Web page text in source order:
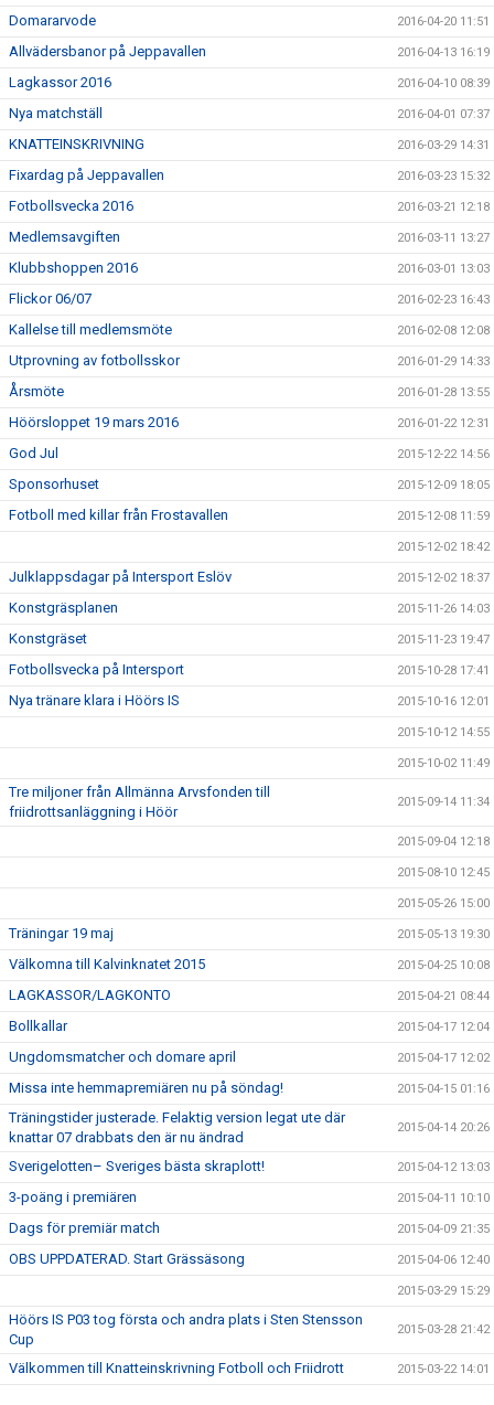
Domararvode 2016-04-20 11:51
Allvädersbanor på Jeppavallen 2016-04-13 16:19
Lagkassor 2016 2016-04-10 08:39
Nya matchställ 2016-04-01 07:37
KNATTEINSKRIVNING 2016-03-29 14:31
Fixardag på Jeppavallen 2016-03-23 15:32
Fotbollsvecka 2016 2016-03-21 12:18
Medlemsavgiften 2016-03-11 13:27
Klubbshoppen 2016 2016-03-01 13:03
Flickor 06/07 2016-02-23 16:43
Kallelse till medlemsmöte 2016-02-08 12:08
Utprovning av fotbollsskor 2016-01-29 14:33
Årsmöte 2016-01-28 13:55
Höörsloppet 19 mars 2016 2016-01-22 12:31
God Jul 2015-12-22 14:56
Sponsorhuset 2015-12-09 18:05
Fotboll med killar från Frostavallen 2015-12-08 11:59
2015-12-02 18:42
Julklappsdagar på Intersport Eslöv 2015-12-02 18:37
Konstgräsplanen 2015-11-26 14:03
Konstgräset 2015-11-23 19:47
Fotbollsvecka på Intersport 2015-10-28 17:41
Nya tränare klara i Höörs IS 2015-10-16 12:01
2015-10-12 14:55
2015-10-02 11:49
Tre miljoner från Allmänna Arvsfonden till
friidrottsanläggning i Höör
2015-09-14 11:34
2015-09-04 12:18
2015-08-10 12:45
2015-05-26 15:00
Träningar 19 maj 2015-05-13 19:30
Välkomna till Kalvinknatet 2015 2015-04-25 10:08
LAGKASSOR/LAGKONTO 2015-04-21 08:44
Bollkallar 2015-04-17 12:04
Ungdomsmatcher och domare april 2015-04-17 12:02
Missa inte hemmapremiären nu på söndag! 2015-04-15 01:16
Träningstider justerade. Felaktig version legat ute där
knattar 07 drabbats den är nu ändrad
2015-04-14 20:26
Sverigelotten– Sveriges bästa skraplott! 2015-04-12 13:03
3-poäng i premiären 2015-04-11 10:10
Dags för premiär match 2015-04-09 21:35
OBS UPPDATERAD. Start Grässäsong 2015-04-06 12:40
2015-03-29 15:29
Höörs IS P03 tog första och andra plats i Sten Stensson
Cup
2015-03-28 21:42
Välkommen till Knatteinskrivning Fotboll och Friidrott 2015-03-22 14:01